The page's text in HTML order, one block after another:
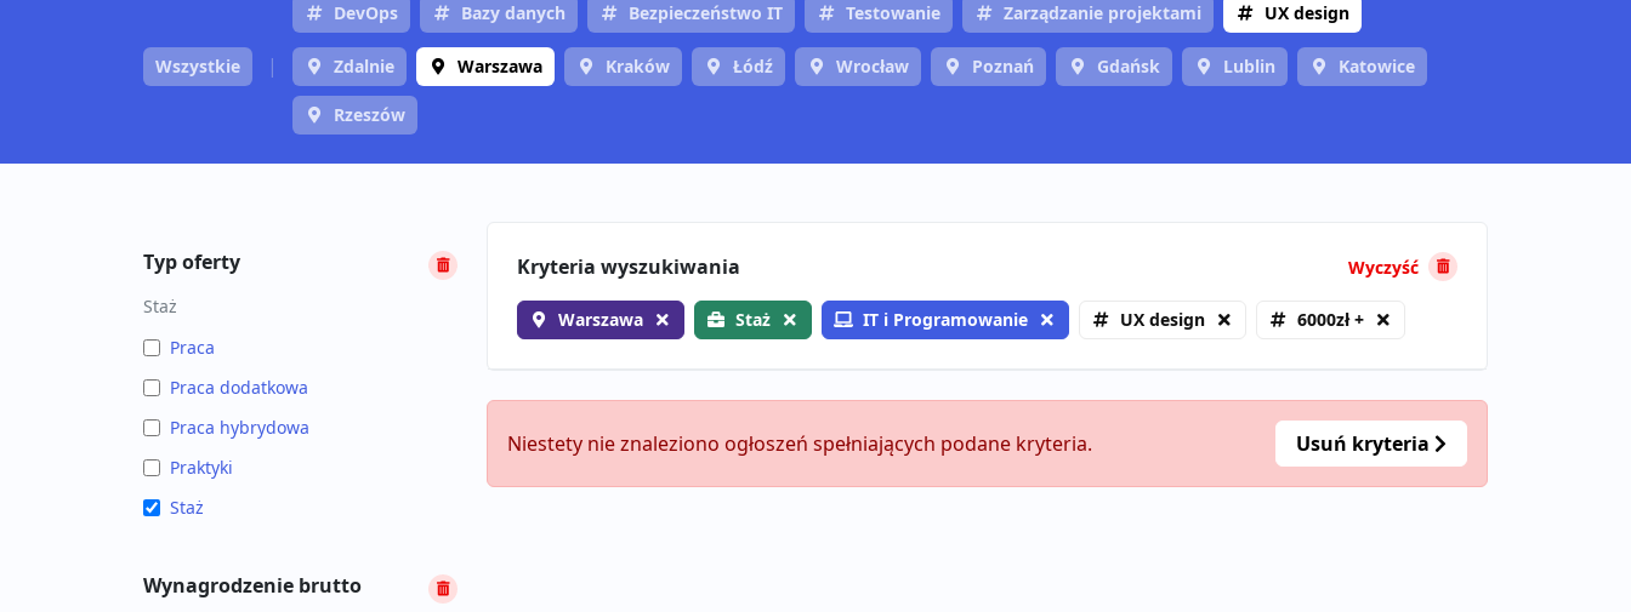
DevOps Bazy danych Bezpieczeństwo IT Testowanie Zarządzanie projektami UX design
Wszystkie Zdalnie Warszawa Kraków Łódź Wrocław Poznań Gdańsk Lublin Katowice
Rzeszów
Typ oferty
Staż
Praca
Praca dodatkowa
Praca hybrydowa
Praktyki
Staż
Wynagrodzenie brutto
Kryteria wyszukiwania Wyczyść
Warszawa Staż IT i Programowanie UX design 6000zł +
Niestety nie znaleziono ogłoszeń spełniających podane kryteria. Usuń kryteria